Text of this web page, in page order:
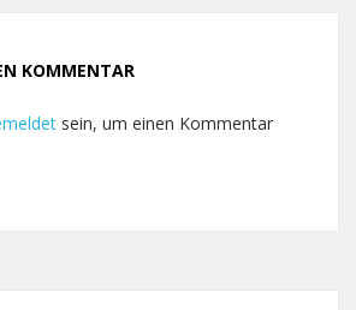
KOMMENTAR
sein, um einen Kommentar